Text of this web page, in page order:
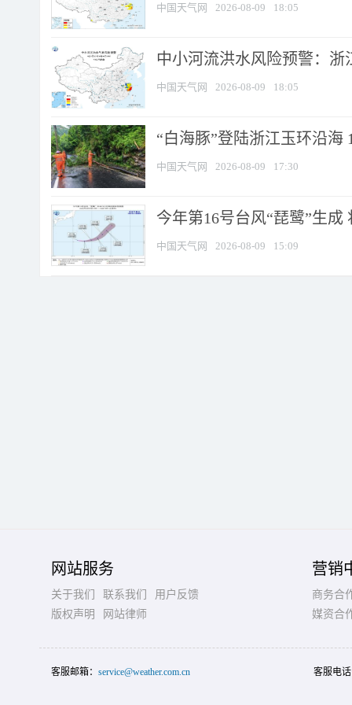
中国天气网 2026-08-09 18:05
中小河流洪水风险预警：
中国天气网 2026-08-09 18:05
“白海豚”登陆浙江玉环沿海
中国天气网 2026-08-09 17:30
今年第16号台风“琵鹭”生
中国天气网 2026-08-09 15:09
网站服务
关于我们 联系我们
用户反馈
版权声明
网站律师
营销
商务合
媒资合
客服邮箱： service@weather.com.cn 客服电